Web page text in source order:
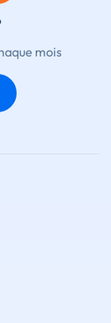
mois